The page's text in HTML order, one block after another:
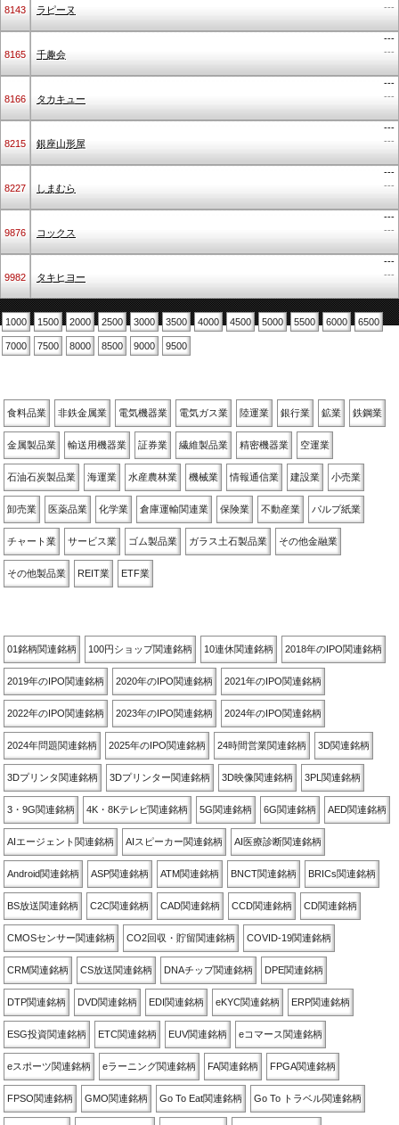
8143 ラピーヌ
---
8165 千趣会
---
---
8166 タカキュー
---
---
8215 銀座山形屋
---
---
8227 しまむら
---
---
9876 コックス
---
---
9982 タキヒヨー
---
---
1000 1500 2000 2500 3000 3500 4000 4500 5000 5500 6000 6500
7000 7500 8000 8500 9000 9500
食料品業 非鉄金属業 電気機器業 電気ガス業 陸運業 銀行業 鉱業 鉄鋼業
金属製品業 輸送用機器業 証券業 繊維製品業 精密機器業 空運業
石油石炭製品業 海運業 水産農林業 機械業 情報通信業 建設業 小売業
卸売業 医薬品業 化学業 倉庫運輸関連業 保険業 不動産業 パルプ紙業
チャート業 サービス業 ゴム製品業 ガラス土石製品業 その他金融業
その他製品業 REIT業 ETF業
01銘柄関連銘柄 100円ショップ関連銘柄 10連休関連銘柄 2018年のIPO関連銘柄
2019年のIPO関連銘柄 2020年のIPO関連銘柄 2021年のIPO関連銘柄
2022年のIPO関連銘柄 2023年のIPO関連銘柄 2024年のIPO関連銘柄
2024年問題関連銘柄 2025年のIPO関連銘柄 24時間営業関連銘柄 3D関連銘柄
3Dプリンタ関連銘柄 3Dプリンター関連銘柄 3D映像関連銘柄 3PL関連銘柄
3・9G関連銘柄 4K・8Kテレビ関連銘柄 5G関連銘柄 6G関連銘柄 AED関連銘柄
AIエージェント関連銘柄 AIスピーカー関連銘柄 AI医療診断関連銘柄
Android関連銘柄 ASP関連銘柄 ATM関連銘柄 BNCT関連銘柄 BRICs関連銘柄
BS放送関連銘柄 C2C関連銘柄 CAD関連銘柄 CCD関連銘柄 CD関連銘柄
CMOSセンサー関連銘柄 CO2回収・貯留関連銘柄 COVID-19関連銘柄
CRM関連銘柄 CS放送関連銘柄 DNAチップ関連銘柄 DPE関連銘柄
DTP関連銘柄 DVD関連銘柄 EDI関連銘柄 eKYC関連銘柄 ERP関連銘柄
ESG投資関連銘柄 ETC関連銘柄 EUV関連銘柄 eコマース関連銘柄
eスポーツ関連銘柄 eラーニング関連銘柄 FA関連銘柄 FPGA関連銘柄
FPSO関連銘柄 GMO関連銘柄 Go To Eat関連銘柄 Go To トラベル関連銘柄